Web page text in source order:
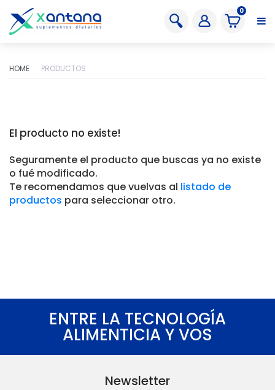
0
HOME PRODUCTOS
El producto no existe!
Seguramente el producto que buscas ya no existe
o fué modificado.
Te recomendamos que vuelvas al listado de
productos para seleccionar otro.
ENTRE LA TECNOLOGÍA
ALIMENTICIA Y VOS
Newsletter